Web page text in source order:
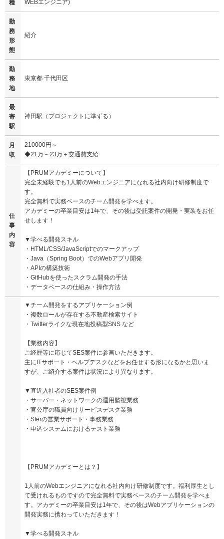
種
WEBエンジニア)
勤
務
形
態
紹介
勤
務
地
東京都 千代田区
最
寄
駅
神田駅（プロジェクトに準ずる）
月
収
210000円～
◆21万～23万＋交通費支給
仕
事
内
容
【PRUMアカデミーについて】
完全未経験でも1人前のWebエンジニアになれる社内向け研修制度で
す。
完全無料で実務ベースのチーム開発を学べます。
アカデミーの卒業目安は1年で、その後は受託案件の開発・実装をお任
せします！
▼学べる開発スキル
・HTML/CSS/JavaScriptでのマークアップ
・Java（Spring Boot）でのWebアプリ開発
・APIの構築技術
・GitHubを使ったスクラム開発の手法
・データベースの仕組み・操作方法
▼チーム開発をするアプリケーション例
・複数ロールが存在する不動産検索サイト
・Twitterライクな現在地投稿型SNS など
【業務内容】
ご経歴等に応じてSES案件に参画いただきます。
主にITサポート・ヘルプデスクなどをお任せする形になるかと思いま
すが、ご紹介する案件は状況により異なります。
▼直近入社者のSES案件例
・サーバー・ネットワークの運用監視業務
・官公庁の職員向けサービスデスク業務
・SIerの営業サポート・事務業務
・申込システムにおけるテスト業務
【PRUMアカデミーとは？】
1人前のWebエンジニアになれる社内向け研修制度です。福利厚生とし
て受けれるものですので完全無料で実務ベースのチーム開発を学べま
す。アカデミーの卒業目安は1年で、その後はWebアプリケーションの
開発実務に携わっていただきます！
▼学べる開発スキル